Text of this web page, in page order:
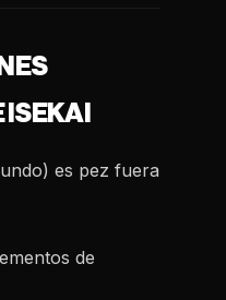
ISEKAI
es pez fuera
de